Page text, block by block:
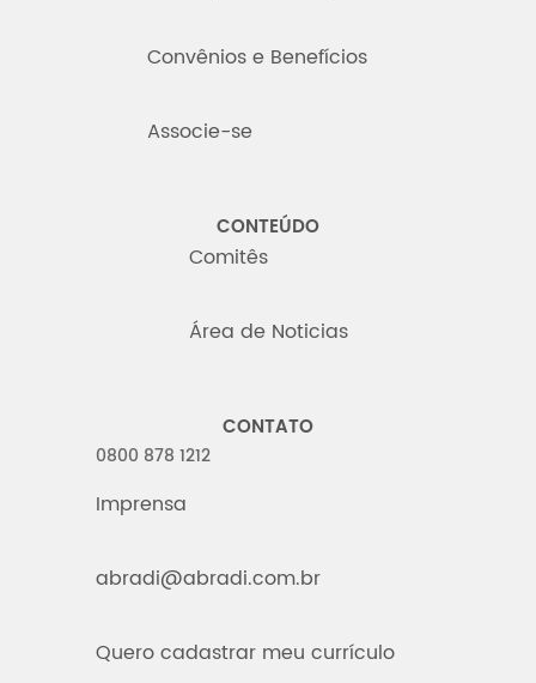
Convênios e Benefícios
Associe-se
CONTEÚDO
Comitês
Área de Noticias
CONTATO
0800 878 1212
Imprensa
abradi@abradi.com.br
Quero cadastrar meu currículo